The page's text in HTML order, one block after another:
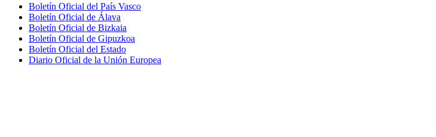
Boletín Oficial del País Vasco
Boletín Oficial de Álava
Boletín Oficial de Bizkaia
Boletín Oficial de Gipuzkoa
Boletín Oficial del Estado
Diario Oficial de la Unión Europea